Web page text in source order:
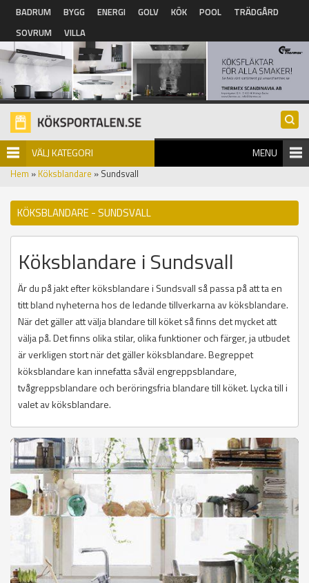
Hoppa till huvudinnehåll
BADRUM BYGG ENERGI GOLV KÖK POOL
TRÄDGÅRD
SOVRUM
VILLA
VÄLJ KATEGORI MENU
Hem » Köksblandare » Sundsvall
KÖKSBLANDARE - SUNDSVALL
Köksblandare i Sundsvall
Är du på jakt efter köksblandare i Sundsvall så passa på att ta en
titt bland nyheterna hos de ledande tillverkarna av köksblandare.
När det gäller att välja blandare till köket så finns det mycket att
välja på. Det finns olika stilar, olika funktioner och färger, ja utbudet
är verkligen stort när det gäller köksblandare. Begreppet
köksblandare kan innefatta såväl engreppsblandare,
tvågreppsblandare och beröringsfria blandare till köket. Lycka till i
valet av köksblandare.